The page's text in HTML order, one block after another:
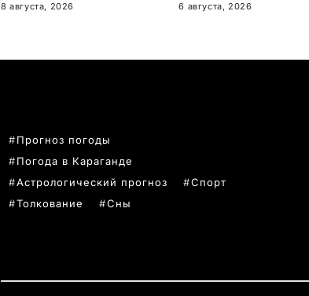
8 августа, 2026 6 августа, 2026
Прогноз погоды
Погода в Караганде
Астрологический прогноз
Спорт
Толкование
Сны